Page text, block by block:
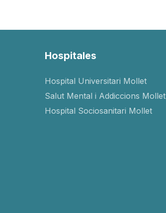
Hospitales
Hospital Universitari Mollet
Salut Mental i Addiccions Mollet
Hospital Sociosanitari Mollet